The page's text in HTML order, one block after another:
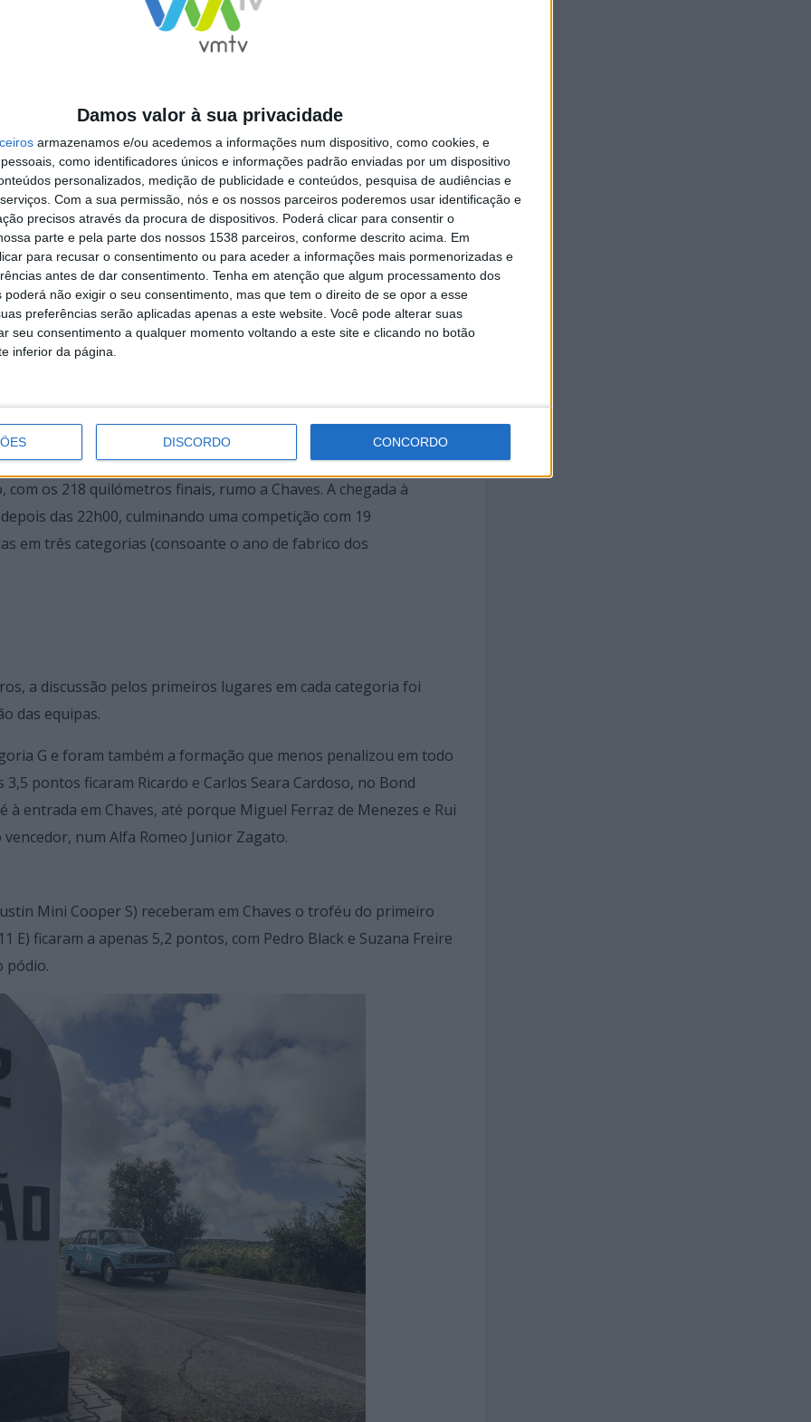
Damos valor à sua privacidade
armazenamos e/ou acedemos a informações num dispositivo, como cookies, e
como identificadores únicos e informações padrão enviadas por um dispositivo
personalizados, medição de publicidade e conteúdos, pesquisa de audiências e
Com a sua permissão, nós e os nossos parceiros poderemos usar identificação e
precisos através da procura de dispositivos. Poderá clicar para consentir o
parte e pela parte dos nossos 1538 parceiros, conforme descrito acima. Em
para recusar o consentimento ou para aceder a informações mais pormenorizadas e
antes de dar consentimento. Tenha em atenção que algum processamento dos
poderá não exigir o seu consentimento, mas que tem o direito de se opor a esse
preferências serão aplicadas apenas a este website. Você pode alterar suas
seu consentimento a qualquer momento voltando a este site e clicando no botão
inferior da página.
DISCORDO CONCORDO
feira, para as verificações, com o primeiro concorrente a
06h01. Seguiu-se a travessia do território continental
Mora, Abrantes, Sertã, Tondela, Lamego e Santa Marta de
Constância, no distrito de Santarém, onde máquinas e pilotos
maratona. Durante a tarde, a caravana parou na cénica
os 218 quilómetros finais, rumo a Chaves. A chegada à
das 22h00, culminando uma competição com 19
em três categorias (consoante o ano de fabrico dos
a discussão pelos primeiros lugares em cada categoria foi
das equipas.
G e foram também a formação que menos penalizou em todo
pontos ficaram Ricardo e Carlos Seara Cardoso, no Bond
entrada em Chaves, até porque Miguel Ferraz de Menezes e Rui
num Alfa Romeo Junior Zagato.
Mini Cooper S) receberam em Chaves o troféu do primeiro
E) ficaram a apenas 5,2 pontos, com Pedro Black e Suzana Freire
pódio.